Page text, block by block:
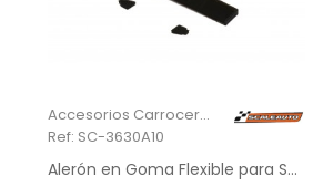
Accesorios Carrocería
Ref: SC-3630A10
Alerón en Goma Flexible para Saleen S7R